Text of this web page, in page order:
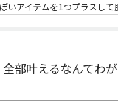
いアイテムを1つプラスして
部叶えるなんてわ